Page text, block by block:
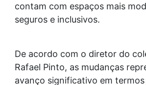
contam com espaços mais
seguros e inclusivos.
De acordo com o diretor do
Rafael Pinto, as mudanças
avanço significativo em